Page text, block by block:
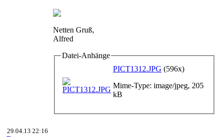
Netten Gruß,
Alfred
Datei-Anhänge
PICT1312.JPG (596x)
Mime-Type: image/jpeg, 205
kB
29.04.13 22:16